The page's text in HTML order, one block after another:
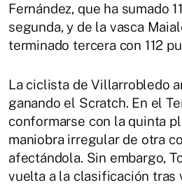
Fernández, que ha sumado
segunda, y de la vasca
terminado tercera con 112
La ciclista de Villarrobledo
ganando el Scratch. En el
conformarse con la quinta
maniobra irregular de otra
afectándola. Sin embargo,
vuelta a la clasificación tras